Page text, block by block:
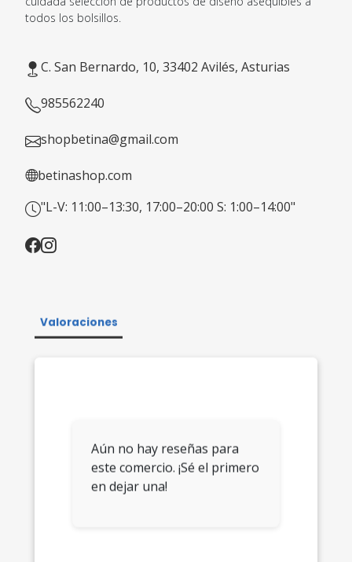
todos los bolsillos.
C. San Bernardo, 10, 33402 Avilés, Asturias
985562240
shopbetina@gmail.com
betinashop.com
"L-V: 11:00–13:30, 17:00–20:00 S: 1:00–14:00"
Valoraciones
Aún no hay reseñas para
este comercio. ¡Sé el primero
en dejar una!